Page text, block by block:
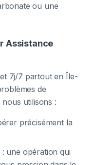
ou une
Assistance
7j/7 partout en Île-
de
utilisons :
précisément la
une opération qui